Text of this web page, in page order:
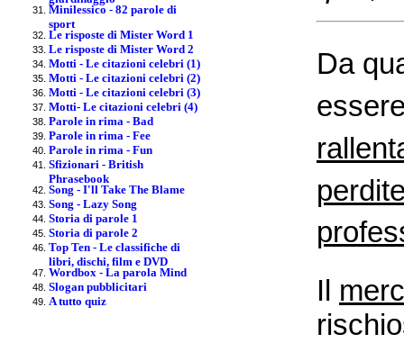
Minilessico - 82 parole di
sport
Le risposte di Mister Word 1
Le risposte di Mister Word 2
Motti - Le citazioni celebri (1)
Motti - Le citazioni celebri (2)
Motti - Le citazioni celebri (3)
Motti- Le citazioni celebri (4)
Parole in rima - Bad
Parole in rima - Fee
Parole in rima - Fun
Sfizionari - British
Phrasebook
Song - I'll Take The Blame
Song - Lazy Song
Storia di parole 1
Storia di parole 2
Top Ten - Le classifiche di
libri, dischi, film e DVD
Wordbox - La parola Mind
Slogan pubblicitari
A tutto quiz
Da
Il